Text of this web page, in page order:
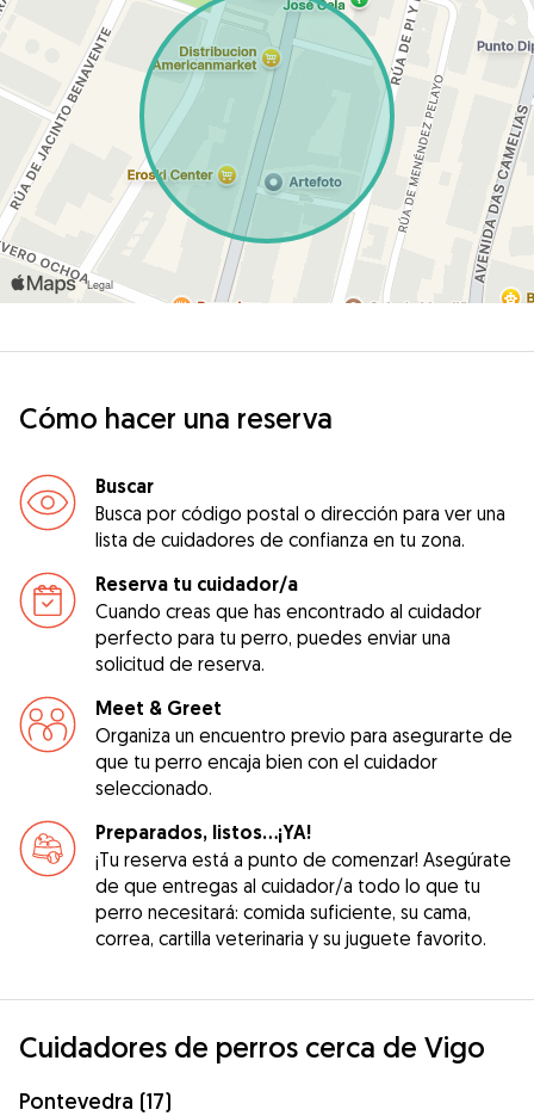
Cómo hacer una reserva
Buscar
Busca por código postal o dirección para ver una
lista de cuidadores de confianza en tu zona.
Reserva tu cuidador/a
Cuando creas que has encontrado al cuidador
perfecto para tu perro, puedes enviar una
solicitud de reserva.
Meet & Greet
Organiza un encuentro previo para asegurarte de
que tu perro encaja bien con el cuidador
seleccionado.
Preparados, listos...¡YA!
¡Tu reserva está a punto de comenzar! Asegúrate
de que entregas al cuidador/a todo lo que tu
perro necesitará: comida suficiente, su cama,
correa, cartilla veterinaria y su juguete favorito.
Cuidadores de perros cerca de Vigo
Pontevedra (17)